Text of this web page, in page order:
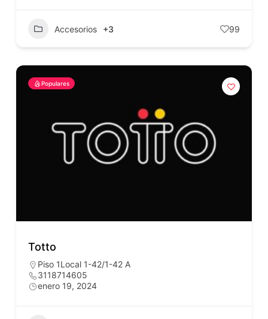
Accesorios +3 99
Populares
Totto
Piso 1Local 1-42/1-42 A
3118714605
enero 19, 2024